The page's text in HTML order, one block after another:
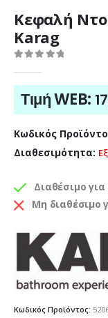
Κεφαλή
Karag
Τιμή WEB:
Κωδικός
Διαθεσιμότητα:
Διαθέσιμο
Μη διαθέσιμο
Κωδικός Προϊόντος: